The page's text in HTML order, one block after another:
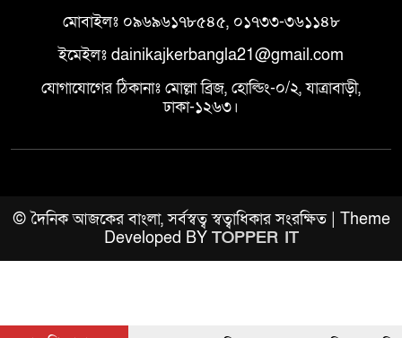
মোবাইলঃ ০৯৬৯৬১৭৮৫৪৫, ০১৭৩৩-৩৬১১৪৮
ইমেইলঃ dainikajkerbangla21@gmail.com
যোগাযোগের ঠিকানাঃ মোল্লা ব্রিজ, হোল্ডিং-০/২, যাত্রাবাড়ী,
ঢাকা-১২৬৩।
© দৈনিক আজকের বাংলা, সর্বস্বত্ব স্বত্বাধিকার সংরক্ষিত | Theme
Developed BY TOPPER IT